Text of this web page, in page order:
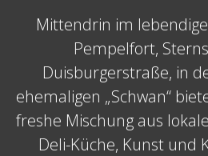
Mittendrin im
Pempelfort,
Duisburgerstraße, in
ehemaligen „Schwan“
freshe Mischung aus
Deli-Küche, Kunst und